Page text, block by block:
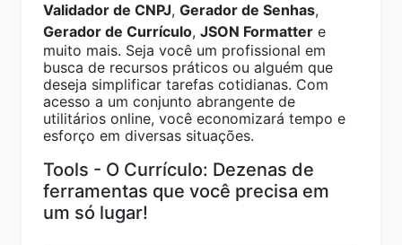
Validador de CNPJ, Gerador de Senhas,
Gerador de Currículo, JSON Formatter e
muito mais. Seja você um profissional em
busca de recursos práticos ou alguém que
deseja simplificar tarefas cotidianas. Com
acesso a um conjunto abrangente de
utilitários online, você economizará tempo e
esforço em diversas situações.
Tools - O Currículo: Dezenas de
ferramentas que você precisa em
um só lugar!